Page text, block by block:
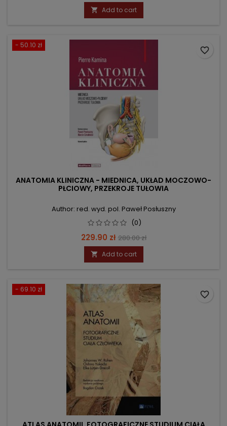
price
 Add to cart
- 50.10 zł
ANATOMIA KLINICZNA - MIEDNICA, UKŁAD MOCZOWO-
PŁCIOWY, PRZEKROJE TUŁOWIA
Author: red. wyd. pol. Paweł Posłuszny
(0)
Price
229.90 zł Regular
price
280.00 zł
 Add to cart
favorite_border
- 69.10 zł
favorite_border